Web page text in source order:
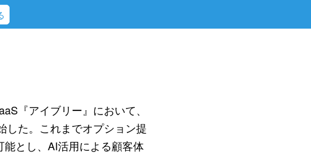
『アイブリー』において、
した。これまでオプション提
とし、AI活用による顧客体